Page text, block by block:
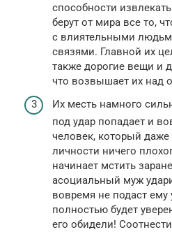
способности
берут от мира все то,
с влиятельными
связями. Главной их
также дорогие вещи и
что возвышает их над
Их месть намного
под удар попадает и
человек, который
личности ничего
начинает мстить
асоциальный муж
вовремя не подаст
полностью будет
его обидели!